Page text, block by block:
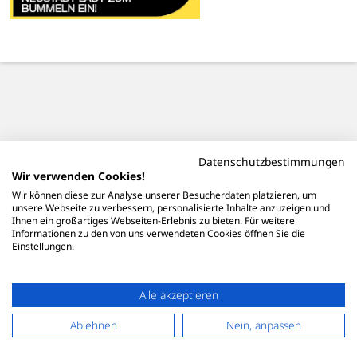
Datenschutzbestimmungen
Wir verwenden Cookies!
Wir können diese zur Analyse unserer Besucherdaten platzieren, um
unsere Webseite zu verbessern, personalisierte Inhalte anzuzeigen und
Ihnen ein großartiges Webseiten-Erlebnis zu bieten. Für weitere
Informationen zu den von uns verwendeten Cookies öffnen Sie die
Einstellungen.
Alle akzeptieren
Ablehnen
Nein, anpassen